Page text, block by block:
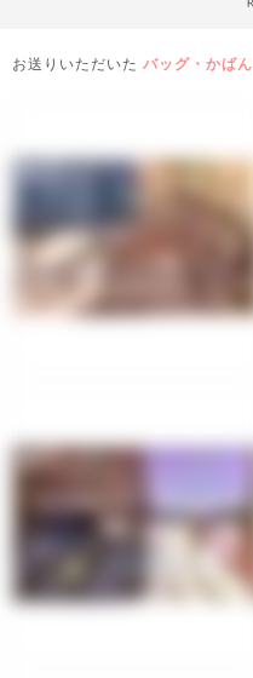
お送りいただいた バッグ・かばん